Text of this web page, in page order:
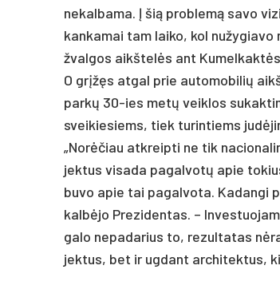
ne­kal­ba­ma. Į šią pro­blemą sa­vo
kan­ka­mai tam lai­ko, kol
žval­gos aikš­telės ant
O grįžęs at­gal prie au­to­mo­bi­lių
par­kų 30-ies metų veik­los
svei­kie­siems, tiek tu­rin­tiems
„Norė­čiau at­kreip­ti ne tik
jek­tus vi­sa­da pa­gal­votų apie
bu­vo apie tai pa­gal­vo­ta. Ka­dan­gi
kalbė­jo Pre­zi­den­tas. –
ga­lo ne­pa­da­rius to, re­zul­ta­tas
jek­tus, bet ir ug­dant ar­chi­tek­tus,